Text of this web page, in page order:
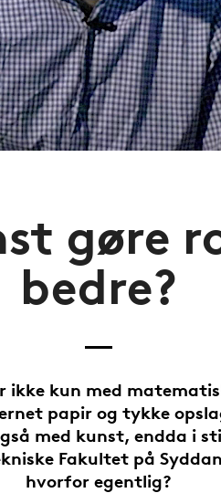
gøre
bedre?
ikke kun med
papir og tykke
med kunst, endda i
Fakultet på
hvorfor egentlig?